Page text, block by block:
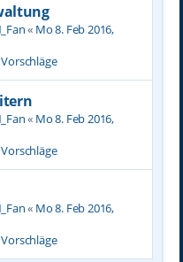
« Mo 8. Feb 2016,
« Mo 8. Feb 2016,
« Mo 8. Feb 2016,